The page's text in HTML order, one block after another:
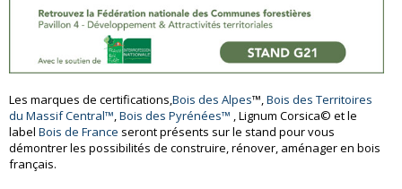
Les marques de certifications,Bois des Alpes™,Bois des Territoires
du Massif Central™,Bois des Pyrénées™ , Lignum Corsica© et le
label Bois de France seront présents sur le stand pour vous
démontrer les possibilités de construire, rénover, aménager en bois
français.